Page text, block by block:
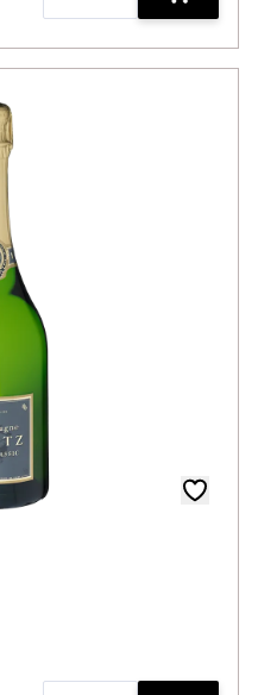
Zum